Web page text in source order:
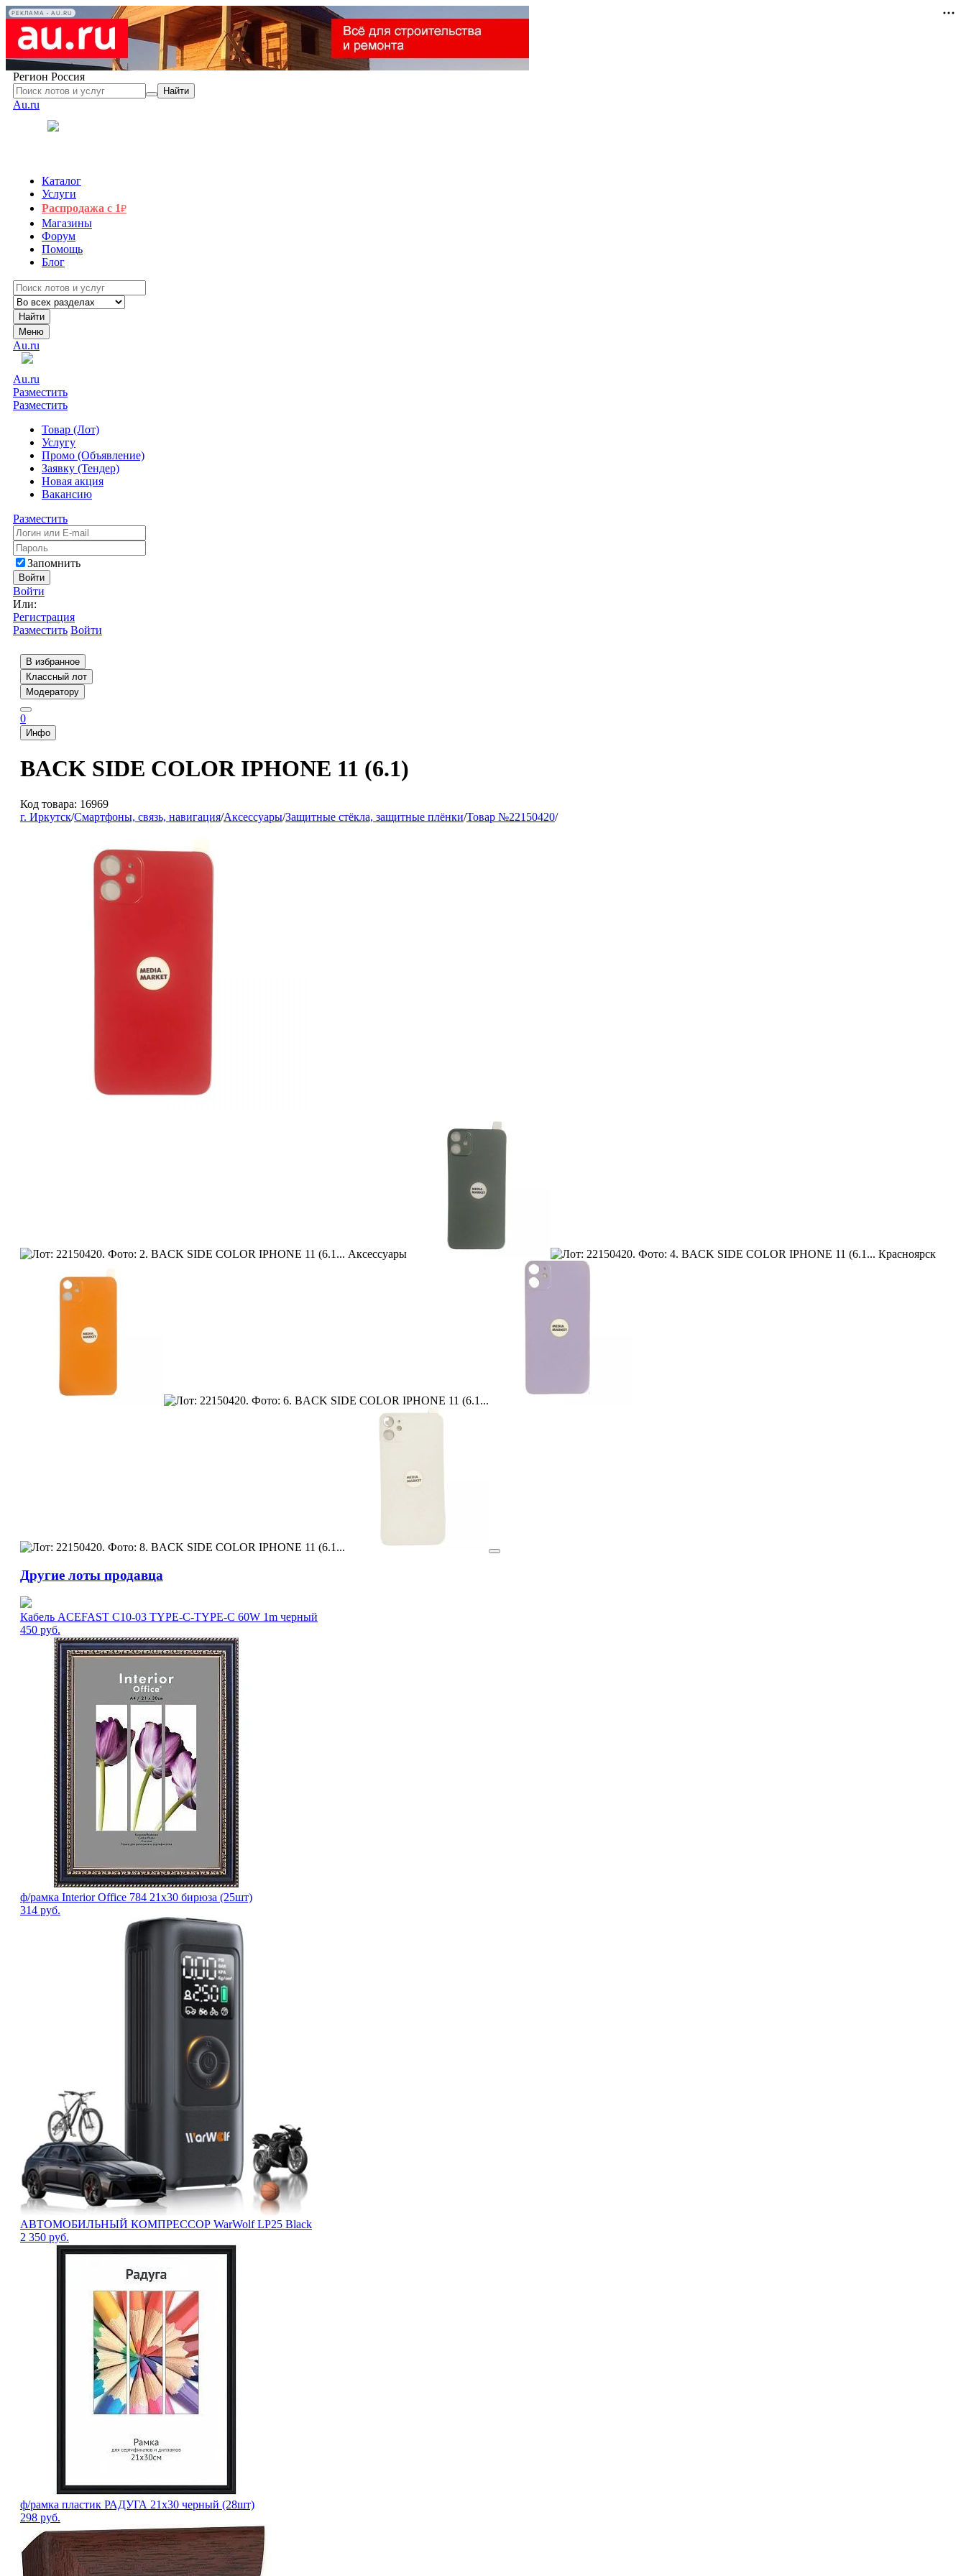
РЕКЛАМА • AU.RU
Регион Россия
Найти
Au.ru
Каталог
Услуги
Распродажа с 1₽
Магазины
Форум
Помощь
Блог
Найти
Меню
Au.ru
Au.ru
Разместить
Разместить
Товар (Лот)
Услугу
Промо (Объявление)
Заявку (Тендер)
Новая акция
Вакансию
Разместить
Запомнить
Войти
Войти
Или:
Регистрация
Разместить Войти
В избранное
Классный лот
Модератору
0
Инфо
BACK SIDE COLOR IPHONE 11 (6.1)
Код товара: 16969
г. Иркутск/Смартфоны, связь, навигация/Аксессуары/Защитные стёкла, защитные плёнки/Товар №22150420/
Другие лоты продавца
Кабель ACEFAST C10-03 TYPE-C-TYPE-C 60W 1m черный
450 руб.
ф/рамка Interior Office 784 21x30 бирюза (25шт)
314 руб.
АВТОМОБИЛЬНЫЙ КОМПРЕССОР WarWolf LP25 Black
2 350 руб.
ф/рамка пластик РАДУГА 21х30 черный (28шт)
298 руб.